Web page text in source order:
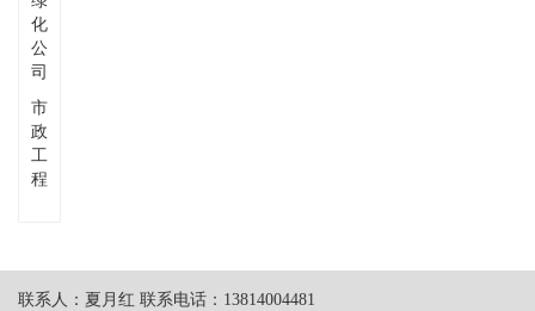
化
公
司
市
政
工
程
联系人：夏月红 联系电话：13814004481